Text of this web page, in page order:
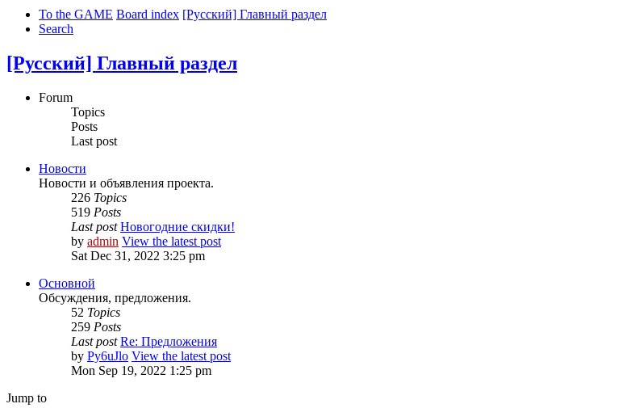
To the GAME Board index [Русский] Главный раздел
Search
[Русский] Главный раздел
Forum
Topics
Posts
Last post
Новости
Новости и объявления проекта.
226 Topics
519 Posts
Last post Новогодние скидки!
by admin View the latest post
Sat Dec 31, 2022 3:25 pm
Основной
Обсуждения, предложения.
52 Topics
259 Posts
Last post Re: Предложения
by Py6uJlo View the latest post
Mon Sep 19, 2022 1:25 pm
Jump to